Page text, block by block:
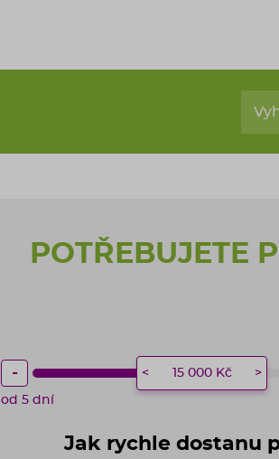
POTŘEBUJETE
15 000 Kč
-
od 5 dní
Jak rychle dostanu